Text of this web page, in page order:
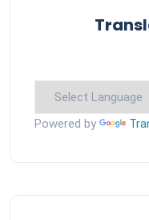
Powered by